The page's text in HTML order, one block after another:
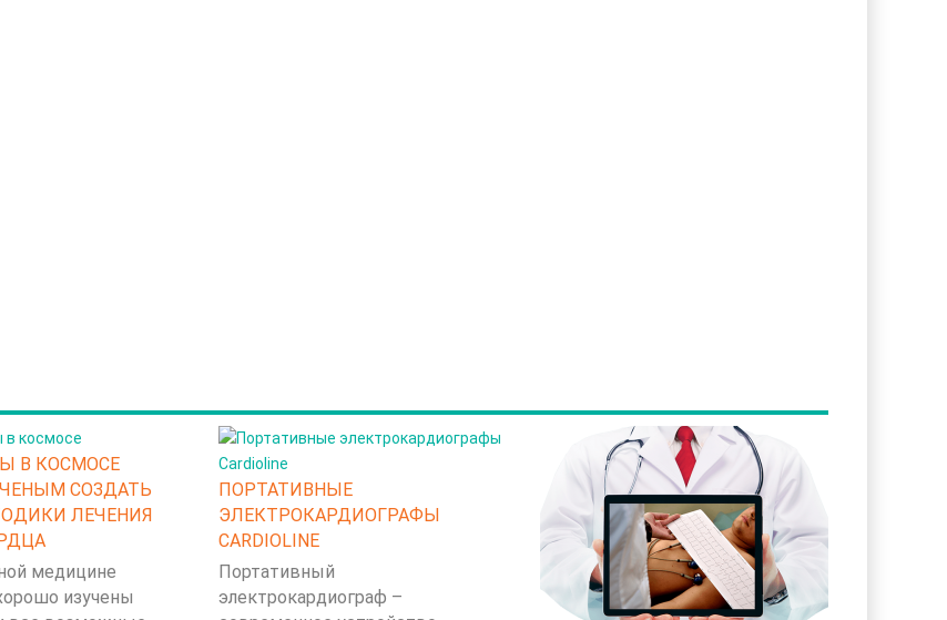
В КОСМОСЕ
СОЗДАТЬ
ЛЕЧЕНИЯ
медицине
изучены
ПОРТАТИВНЫЕ
ЭЛЕКТРОКАРДИОГРАФЫ
CARDIOLINE
Портативный
электрокардиограф –